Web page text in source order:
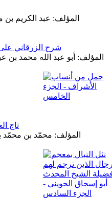
المؤلف: عبد الكريم
شرح الزرقاني على
المؤلف: أبو عبد الله محمد
تاج
المؤلف: محمّد بن محمّد